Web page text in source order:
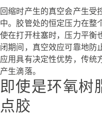
回缩时产生的真空会产生受
中。胶管处的恒定压力在整
使在打开柱塞时，压力平衡
闭期间，真空效应可靠地防
应用具有决定性优势，传统
产生滴落。
即使是环氧树
点胶